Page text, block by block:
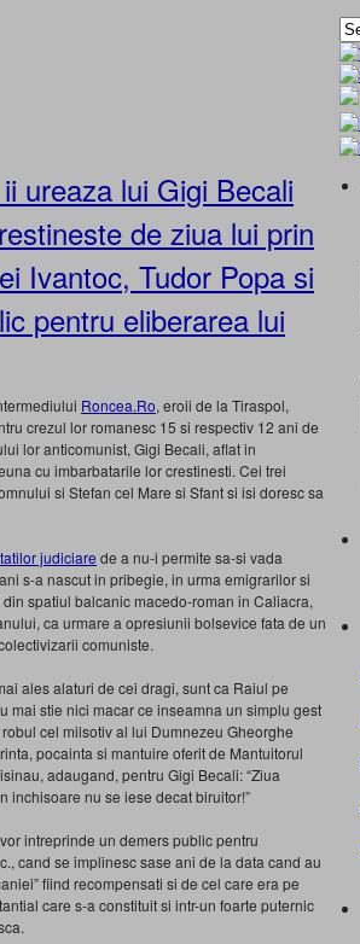
ureaza lui Gigi Becali
de ziua lui prin
Ivantoc, Tudor Popa si
pentru eliberarea lui
Roncea.Ro, eroii de la Tiraspol,
crezul lor romanesc 15 si respectiv 12 ani de
lor anticomunist, Gigi Becali, aflat in
cu imbarbatarile lor crestinesti. Cei trei
si Stefan cel Mare si Sfant si isi doresc sa
judiciare de a nu-i permite sa-si vada
s-a nascut in pribegie, in urma emigrarilor si
spatiul balcanic macedo-roman in Caliacra,
ca urmare a opresiunii bolsevice fata de un
comuniste.
ales alaturi de cei dragi, sunt ca Raiul pe
mai stie nici macar ce inseamna un simplu gest
cel milsotiv al lui Dumnezeu Gheorghe
pocainta si mantuire oferit de Mantuitorul
adaugand, pentru Gigi Becali: “Ziua
inchisoare nu se iese decat biruitor!”
intreprinde un demers public pentru
cand se implinesc sase ani de la data cand au
fiind recompensati si de cel care era pe
care s-a constituit si intr-un foarte puternic